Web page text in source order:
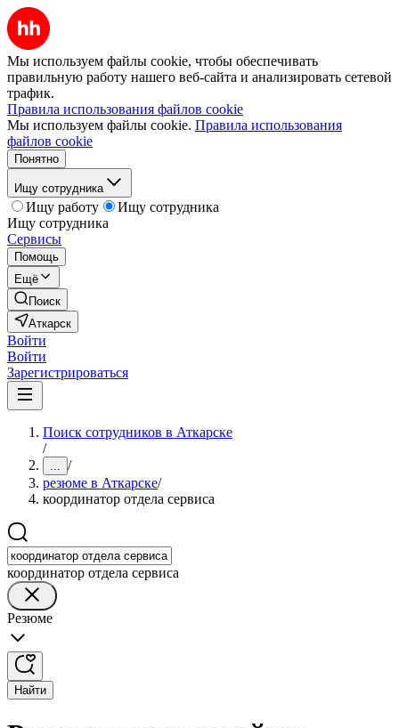
Мы используем файлы cookie, чтобы обеспечивать
правильную работу нашего веб-сайта и анализировать сетевой
трафик.
Правила использования файлов cookie
Мы используем файлы cookie. Правила использования
файлов cookie
Понятно
Ищу сотрудника
Ищу работу
Ищу сотрудника
Ищу сотрудника
Сервисы
Помощь
Ещё
Поиск
Аткарск
Войти
Войти
Зарегистрироваться
Поиск сотрудников в Аткарске
/
... /
резюме в Аткарске/
координатор отдела сервиса
координатор отдела сервиса
Резюме
Найти